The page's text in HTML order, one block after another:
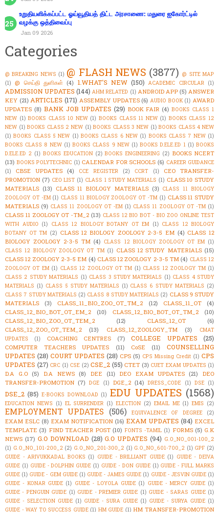
உறுதியளிக்கப்பட்ட ஓய்வூதியத் திட்ட அரசாணை: மதுரை ஐகோர்ட்டில்
வழக்கு ஒத்திவைப்பு
Jan 09 2026
Categories
@ BREAKING NEWS (1) @ FLASH NEWS (3877) @ SITE MAP
(1) @ செய்தி துளிகள் (4) 1.WHAT'S NEW (150) ACADEMIC CIRCULAR (1)
ADMISSION UPDATES (144) AHM RELATED (1) ANDROID APP (5) ANSWER
KEY (21) ARTICLES (171) ASSEMBLY UPDATES (6) AUDIO BOOK (1) AWARD
UPDATES (8) BANK JOB UPDATES (29) BOOK FAIR (4) BOOKS CLASS 1
NEW (1) BOOKS CLASS 10 NEW (1) BOOKS CLASS 11 NEW (1) BOOKS CLASS 12
NEW (1) BOOKS CLASS 2 NEW (1) BOOKS CLASS 3 NEW (1) BOOKS CLASS 4 NEW
(1) BOOKS CLASS 5 NEW (1) BOOKS CLASS 6 NEW (1) BOOKS CLASS 7 NEW (1)
BOOKS CLASS 8 NEW (1) BOOKS CLASS 9 NEW (1) BOOKS D.ELE.ED 1 (1) BOOKS
D.ELE.ED 2 (1) BOOKS EDUCATION (2) BOOKS ENGINEERING (2) BOOKS NCERT
(13) BOOKS POLYTECHNIC (1) CALENDAR FOR SCHOOLS (6) CAREER GUIDANCE
(1)
CBSE UPDATES (4) CCE REGISTER (2) CCRT (1)
CEO TRANSFER-
PROMOTION (7) CEO LIST (1) CLASS 1 STUDY MATERIALS (1) CLASS 10 STUDY
MATERIALS (13) CLASS 11 BIOLOGY MATERIALS (3) CLASS 11 BIOLOGY
ZOOLOGY OT -EM (1) CLASS 11 BIOLOGY ZOOLOGY OT -TM (1) CLASS 11 STUDY
MATERIALS (9) CLASS 11 ZOOLOGY OT -EM (1) CLASS 11 ZOOLOGY OT -TM (1)
CLASS 11 ZOOLOGY OT -TM_2 (13) CLASS 12 BIO BOT - BIO ZOO ONLINE TEST
WITH AUDIO (1) CLASS 12 BIOLOGY BOTANY OT EM (1) CLASS 12 BIOLOGY
BOTANY OT TM (2) CLASS 12 BIOLOGY ZOOLOGY 2-3-5 EM (4) CLASS 12
BIOLOGY ZOOLOGY 2-3-5 TM (4) CLASS 12 BIOLOGY ZOOLOGY OT EM (1)
CLASS 12 BIOLOGY ZOOLOGY OT TM (1) CLASS 12 STUDY MATERIALS (15)
CLASS 12 ZOOLOGY 2-3-5 EM (4) CLASS 12 ZOOLOGY 2-3-5 TM (4) CLASS 12
ZOOLOGY OT EM (1) CLASS 12 ZOOLOGY OT TM (1) CLASS 12 ZOOLOGY TM (1)
CLASS 2 STUDY MATERIALS (1) CLASS 3 STUDY MATERIALS (1) CLASS 4 STUDY
MATERIALS (1) CLASS 5 STUDY MATERIALS (1) CLASS 6 STUDY MATERIALS (2)
CLASS 7 STUDY MATERIALS (2) CLASS 8 STUDY MATERIALS (2) CLASS 9 STUDY
MATERIALS
(3) CLASS_11_BIO_ZOO_OT_TM_2 (12) CLASS_11_OT
(4)
CLASS_12_BIO_BOT_OT_EM_2
(10) CLASS_12_BIO_BOT_OT_TM_2
(10)
CLASS_12_BIO_ZOO_OT_TEM_2
(12) CLASS_12_OT
(6)
CLASS_12_ZOO_OT_TEM_2
(13) CLASS_12_ZOOLOGY_TM (3)
CMAT
UPDATES
(1) COACHING CENTRES (7) COLLEGE UPDATES (25)
COMPUTER TEACHERS UPDATES (11) CoSE (11)
COUNSELLING
UPDATES (28) COURT UPDATES (28) CPS (5) CPS Missing Credit (1) CPS
UPDATES (27) CRC (1) CSE (2) CSE_2 (55) CTET (3) CUET EXAM UPDATES (1)
D.A G.O (5) D.A NEWS (8) DEE (11) DEO EXAM UPDATES (21)
DEO
TRANSFER-PROMOTION (7) DGE (1) DGE_2 (14) DRESS_CODE (1) DSE (1)
DSE_2 (85) E-BOOKS DOWNLOAD (1) EDU UPDATES (1568)
EDUCATION NEWS (1) EL SURRENDER (1) ELECTION (2) EMAIL ME (1) EMIS (2)
EMPLOYMENT UPDATES (506) EQUIVALENCE OF DEGREE (2)
EXAM ESLC (8) EXAM NOTIFICATION (16) EXAM UPDATES (84) EXCEL
TEMPLATE (3) FIND TEACHER POST (10) FONTS -TAMIL (1) FORMS (5) G.K
NEWS (17) G.O DOWNLOAD (28) G.O UPDATES (94) G.O_NO_001-100_2
(1) G.O_NO_101-200_2 (2) G.O_NO_201-300_2 (1) G.O_NO_601-700_2 (1) GPF (2)
GUIDE - ARIVUKKADAL BOOKS (1) GUIDE - BRILLIANT GUIDE (1) GUIDE - DEIVA
GUIDE (1) GUIDE - DOLPHIN GUIDE (1) GUIDE - DON GUIDE (1) GUIDE - FULL MARKS
GUIDE (1) GUIDE - GEM GUIDE (1) GUIDE - JAMES GUIDE (1) GUIDE - JESVIN GUIDE (1)
GUIDE - KONAR GUIDE (1) GUIDE - LOYOLA GUIDE (1) GUIDE - MERCY GUIDE (1)
GUIDE - PENGUIN GUIDE (1) GUIDE - PREMIER GUIDE (1) GUIDE - SARAS GUIDE (1)
GUIDE - SELECTION GUIDE (1) GUIDE - SURA GUIDE (1) GUIDE - SURYA GUIDE (1)
GUIDE - WAY TO SUCCESS GUIDE (1) HM GUIDE (1) HM TRANSFER-PROMOTION